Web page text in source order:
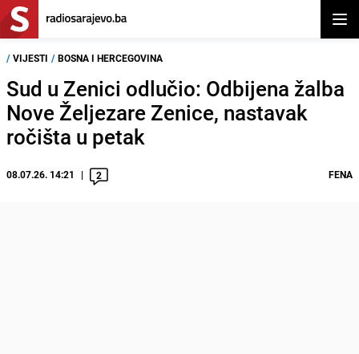
/ VIJESTI / BOSNA I HERCEGOVINA
Sud u Zenici odlučio: Odbijena žalba
Nove Željezare Zenice, nastavak
ročišta u petak
08.07.26. 14:21 2 FENA